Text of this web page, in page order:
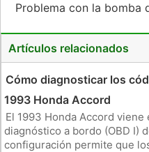
Problema con la bomba
Artículos relacionados
Cómo diagnosticar los
1993 Honda Accord
El 1993 Honda Accord
diagnóstico a bordo (OBD I)
configuración permite que